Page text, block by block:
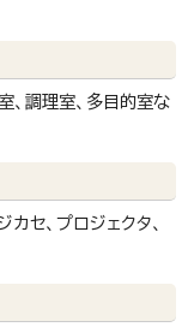
、調理室、多目的室な
カセ、プロジェクタ、